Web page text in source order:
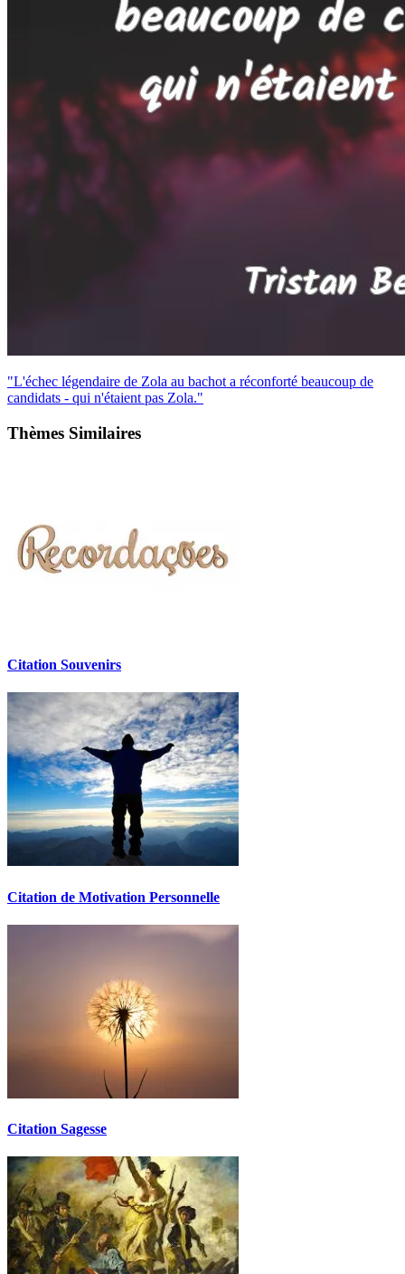
"L'échec légendaire de Zola au bachot a réconforté beaucoup de
candidats - qui n'étaient pas Zola."
Thèmes Similaires
Citation Souvenirs
Citation de Motivation Personnelle
Citation Sagesse